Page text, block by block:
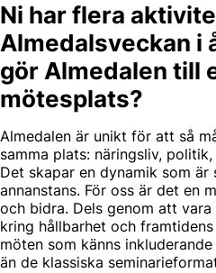
Ni har flera
Almedalsveckan i
gör Almedalen till
mötesplats?
Almedalen är unikt för att så
samma plats: näringsliv,
Det skapar en dynamik som
annanstans. För oss är det en
och bidra. Dels genom att
kring hållbarhet och
möten som känns
än de klassiska